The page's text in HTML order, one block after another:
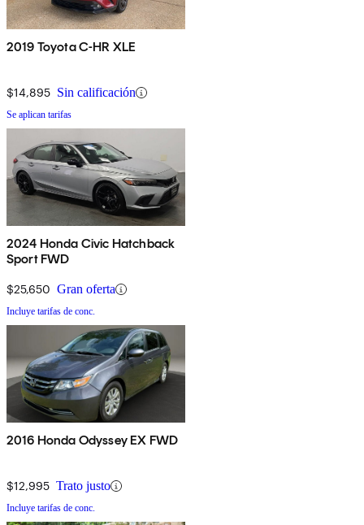
2019 Toyota C-HR XLE
$14,895 Sin calificación
Se aplican tarifas
2024 Honda Civic Hatchback
Sport FWD
$25,650 Gran oferta
Incluye tarifas de conc.
2016 Honda Odyssey EX FWD
$12,995 Trato justo
Incluye tarifas de conc.